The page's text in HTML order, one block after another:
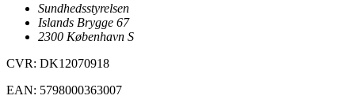
Sundhedsstyrelsen
Islands Brygge 67
2300 København S
CVR: DK12070918
EAN: 5798000363007